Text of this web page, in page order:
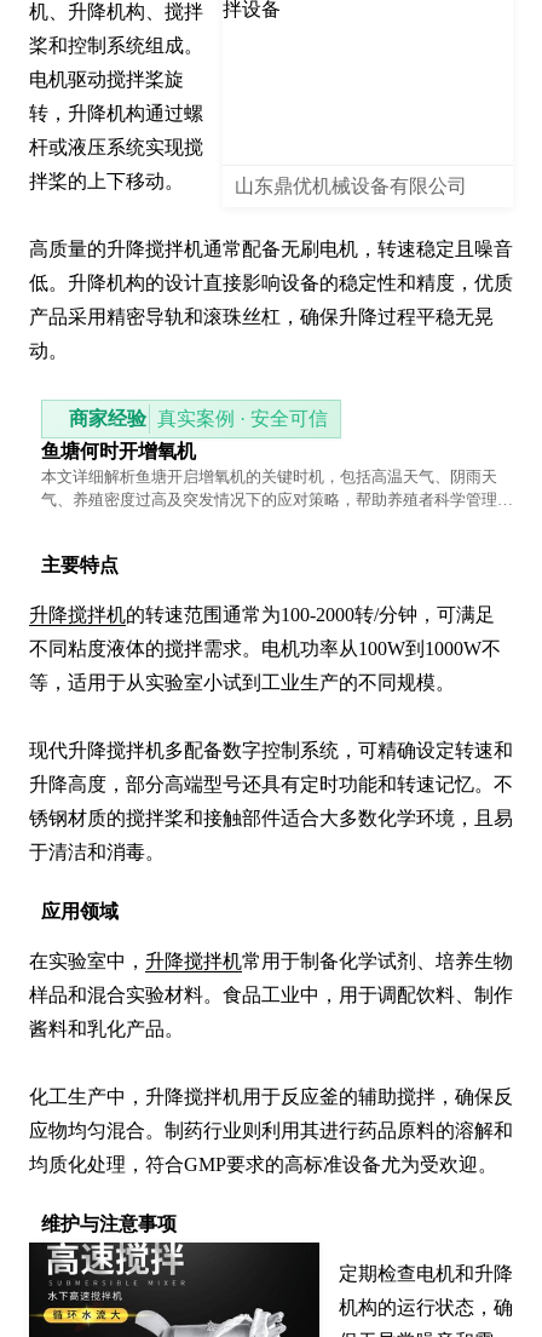
山东鼎优机械设备有限公司
机、升降机构、搅拌
桨和控制系统组成。
电机驱动搅拌桨旋
转，升降机构通过螺
杆或液压系统实现搅
拌桨的上下移动。
高质量的升降搅拌机通常配备无刷电机，转速稳定且噪音
低。升降机构的设计直接影响设备的稳定性和精度，优质
产品采用精密导轨和滚珠丝杠，确保升降过程平稳无晃
动。
商家经验 真实案例 · 安全可信
鱼塘何时开增氧机
本文详细解析鱼塘开启增氧机的关键时机，包括高温天气、阴雨天
气、养殖密度过高及突发情况下的应对策略，帮助养殖者科学管理鱼
主要特点
升降搅拌机的转速范围通常为100-2000转/分钟，可满足
不同粘度液体的搅拌需求。电机功率从100W到1000W不
等，适用于从实验室小试到工业生产的不同规模。
现代升降搅拌机多配备数字控制系统，可精确设定转速和
升降高度，部分高端型号还具有定时功能和转速记忆。不
锈钢材质的搅拌桨和接触部件适合大多数化学环境，且易
于清洁和消毒。
应用领域
在实验室中， 升降搅拌机常用于制备化学试剂、培养生物
样品和混合实验材料。食品工业中，用于调配饮料、制作
酱料和乳化产品。
化工生产中，升降搅拌机用于反应釜的辅助搅拌，确保反
应物均匀混合。制药行业则利用其进行药品原料的溶解和
均质化处理，符合GMP要求的高标准设备尤为受欢迎。
维护与注意事项
定期检查电机和升降
机构的运行状态，确